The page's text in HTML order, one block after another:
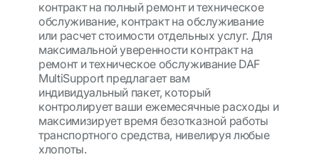
контракт на полный ремонт и техническое
обслуживание, контракт на обслуживание
или расчет стоимости отдельных услуг. Для
максимальной уверенности контракт на
ремонт и техническое обслуживание DAF
MultiSupport предлагает вам
индивидуальный пакет, который
контролирует ваши ежемесячные расходы и
максимизирует время безотказной работы
транспортного средства, нивелируя любые
хлопоты.